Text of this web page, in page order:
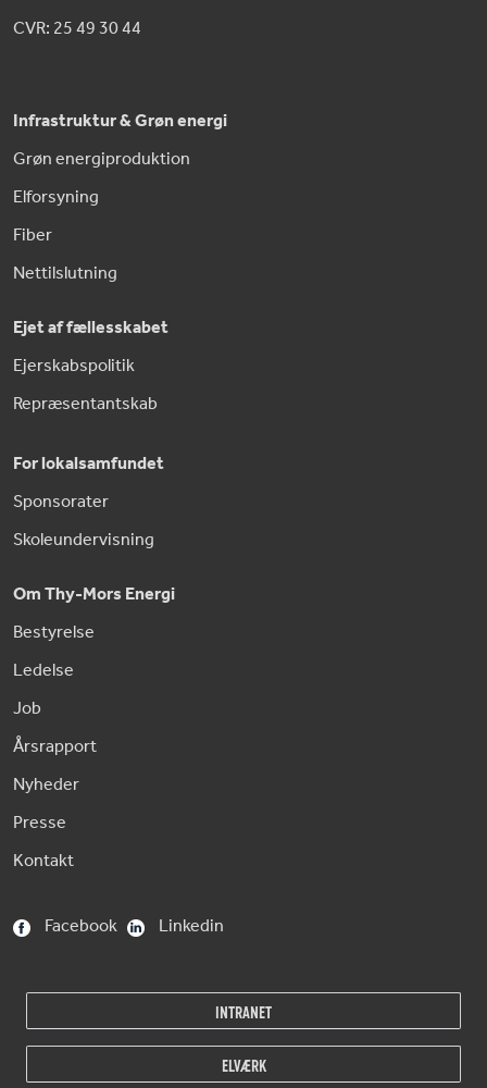
CVR: 25 49 30 44
Infrastruktur & Grøn energi
Grøn energiproduktion
Elforsyning
Fiber
Nettilslutning
Ejet af fællesskabet
Ejerskabspolitik
Repræsentantskab
For lokalsamfundet
Sponsorater
Skoleundervisning
Om Thy-Mors Energi
Bestyrelse
Ledelse
Job
Årsrapport
Nyheder
Presse
Kontakt
Facebook
Linkedin
INTRANET
ELVÆRK